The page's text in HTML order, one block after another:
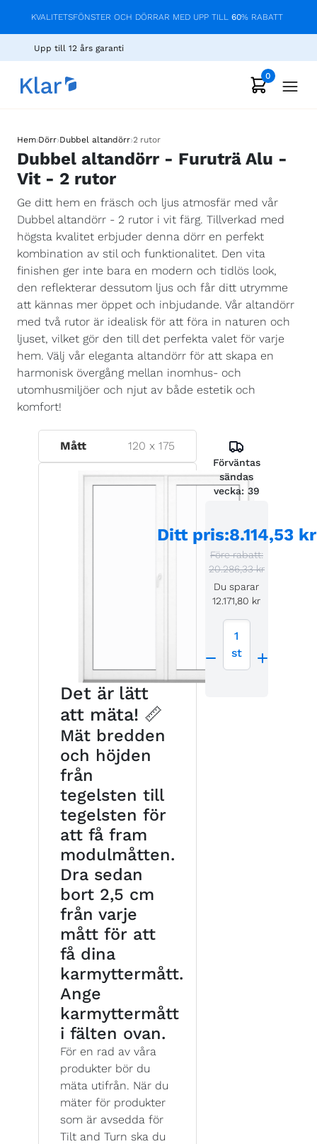
KVALITETSFÖNSTER OCH DÖRRAR MED UPP TILL 60% RABATT
Upp till 12 års garanti
0
Hem›Dörr›Dubbel altandörr›2 rutor
Dubbel altandörr - Furuträ Alu -
Vit - 2 rutor
Ge ditt hem en fräsch och ljus atmosfär med vår
Dubbel altandörr - 2 rutor i vit färg. Tillverkad med
högsta kvalitet erbjuder denna dörr en perfekt
kombination av stil och funktionalitet. Den vita
finishen ger inte bara en modern och tidlös look,
den reflekterar dessutom ljus och får ditt utrymme
att kännas mer öppet och inbjudande. Vår altandörr
med två rutor är idealisk för att föra in naturen och
ljuset, vilket gör den till det perfekta valet för varje
hem. Välj vår eleganta altandörr för att skapa en
harmonisk övergång mellan inomhus- och
utomhusmiljöer och njut av både estetik och
komfort!
Mått 120 x175
Det är lätt
att mäta! 📏
Mät bredden
och höjden
från
tegelsten till
tegelsten för
att få fram
modulmåtten.
Dra sedan
bort 2,5 cm
från varje
mått för att
få dina
karmyttermått.
Ange
karmyttermått
i fälten ovan.
För en rad av våra
produkter bör du
mäta utifrån. När du
mäter för produkter
som är avsedda för
Tilt and Turn ska du
Förväntas
sändas
vecka: 39
Ditt pris:8.114,53 kr
Före rabatt:
20.286,33 kr
Du sparar
12.171,80 kr
1
st